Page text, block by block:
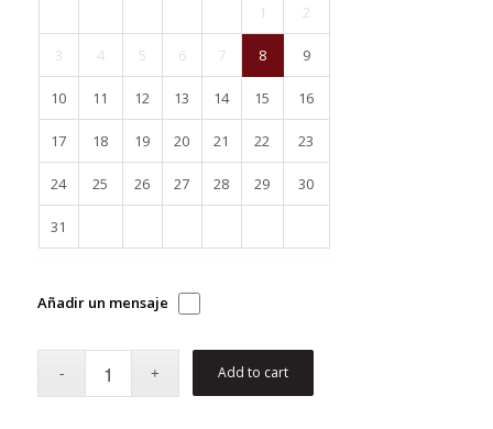
1 2
3 4 5 6 7 8 9
10 11 12 13 14 15 16
17 18 19 20 21 22 23
24 25 26 27 28 29 30
31
Añadir un mensaje
Add to cart